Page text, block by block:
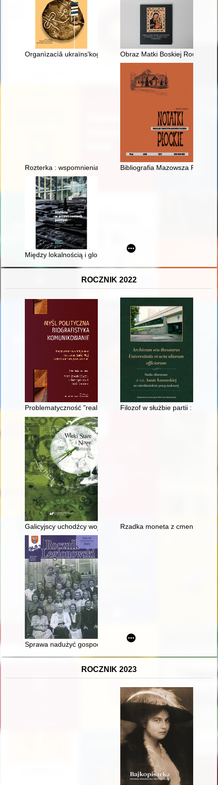
Organìzacìâ ukraïnsʹkogo samovrâduvannâ na terenah
Obraz Matki Boskiej
Rozterka : wspomnienia lotnicze i inneBibliografia Mazowsza
Między lokalnością i globalnością : o statusie, potencjale,
ROCZNIK 2022
Problematyczność "realizmu politycznego" w polskiej myśli
Filozof w służbie partii :
Galicyjscy uchodźcy wojenni w Żywcu w latach 1914-1915
Rzadka moneta z
Sprawa nadużyć gospodarczych w Rolniczej Spółdzielni
ROCZNIK 2023